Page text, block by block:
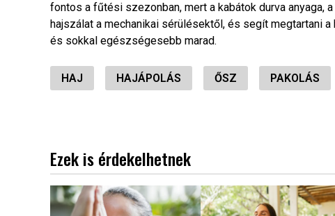
fontos a fűtési szezonban, mert a kabátok durva anyaga,
hajszálat a mechanikai sérülésektől, és segít megtartani
és sokkal egészségesebb marad.
HAJ HAJÁPOLÁS ŐSZ PAKOLÁS
Ezek is érdekelhetnek